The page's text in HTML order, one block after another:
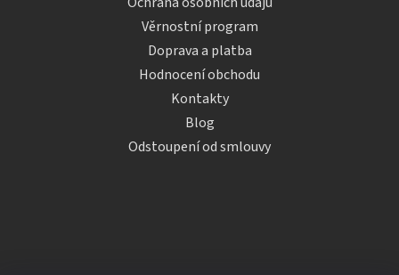
Věrnostní program
Doprava a platba
Hodnocení obchodu
Kontakty
Blog
Odstoupení od smlouvy